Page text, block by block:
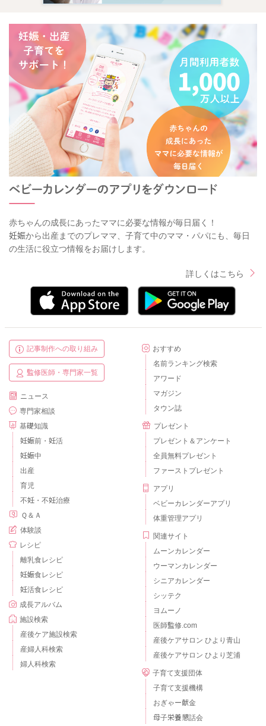
赤ちゃんの成長にあったママに必要な情報が毎日届く！
妊娠から出産までのプレママ、子育て中のママ・パパにも、毎日
の生活に役立つ情報をお届けします。
詳しくはこちら
記事制作への取り組み
監修医師・専門家一覧
ニュース
専門家相談
基礎知識
妊娠前・妊活
妊娠中
出産
育児
不妊・不妊治療
Ｑ＆Ａ
体験談
レシピ
離乳食レシピ
妊娠食レシピ
妊活食レシピ
成長アルバム
施設検索
産後ケア施設検索
産婦人科検索
婦人科検索
おすすめ
名前ランキング検索
アワード
マガジン
タウン誌
プレゼント
プレゼント＆アンケート
全員無料プレゼント
ファーストプレゼント
アプリ
ベビーカレンダーアプリ
体重管理アプリ
関連サイト
ムーンカレンダー
ウーマンカレンダー
シニアカレンダー
シッテク
ヨムーノ
医師監修.com
産後ケアサロン ひより青山
産後ケアサロン ひより芝浦
子育て支援団体
子育て支援機構
おぎゃー献金
母子栄養懇話会